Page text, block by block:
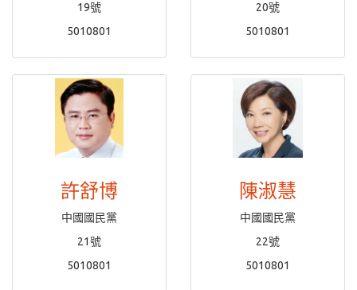
19號
5010801
20號
5010801
許舒博
中國國民黨
21號
5010801
陳淑慧
中國國民黨
22號
5010801